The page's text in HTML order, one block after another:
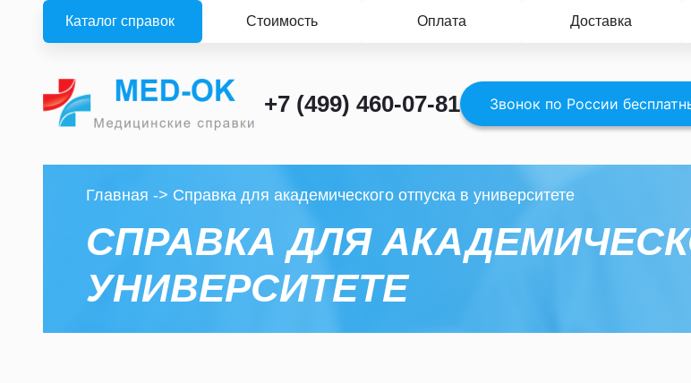
Каталог справок Стоимость Оплата Доставка
+7 (499) 460-07-81 Звонок по России
Главная -> Справка для академического отпуска в университете
СПРАВКА ДЛЯ
УНИВЕРСИТЕТЕ